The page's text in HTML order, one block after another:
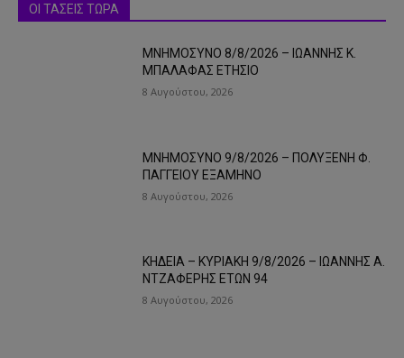
ΟΙ ΤΑΣΕΙΣ ΤΩΡΑ
ΜΝΗΜΟΣΥΝΟ 8/8/2026 – ΙΩΑΝΝΗΣ Κ.
ΜΠΑΛΑΦΑΣ ΕΤΗΣΙΟ
8 Αυγούστου, 2026
ΜΝΗΜΟΣΥΝΟ 9/8/2026 – ΠΟΛΥΞΕΝΗ Φ.
ΠΑΓΓΕΙΟΥ ΕΞΑΜΗΝΟ
8 Αυγούστου, 2026
ΚΗΔΕΙΑ – ΚΥΡΙΑΚΗ 9/8/2026 – ΙΩΑΝΝΗΣ Α.
ΝΤΖΑΦΕΡΗΣ ΕΤΩΝ 94
8 Αυγούστου, 2026